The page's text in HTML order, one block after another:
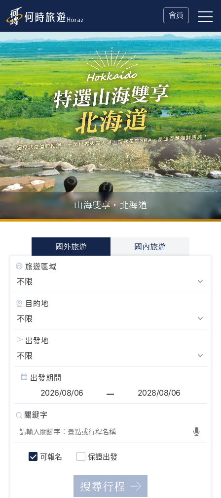
會員
父親節．限時特別企劃
一人旅行Solo Travel山海雙享・北海道
國外旅遊 國內旅遊
旅遊區域
目的地
出發地
出發期間
可報名 保證出發